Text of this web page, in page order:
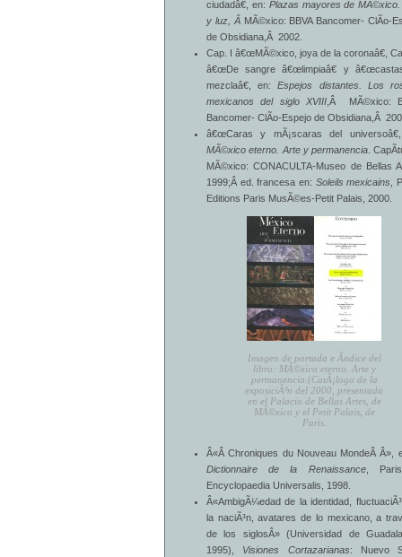
ciudadâ€, en: Plazas mayores de
y luz, Â MÃ©xico: BBVA Bancomer- ClÃ­o-
de Obsidiana,Â 2002.
Cap. I â€œMÃ©xico, joya de la coronaâ€,
â€œDe sangre â€œlimpiaâ€ y
mezclaâ€, en:Espejos distantes. Los
mexicanos del siglo XVIII ,Â MÃ©xico:
Bancomer- ClÃ­o-Espejo de Obsidiana,Â
â€œCaras y mÃ¡scaras del universoâ€,
MÃ©xico eterno. Arte y permanencia .
MÃ©xico: CONACULTA-Museo de Bellas
1999;Â ed. francesa en: Soleils mexicains
,
Editions Paris MusÃ©es-Petit Palais, 2000.
Imagen de portada e Ã­ndice del
libro: MÃ©xico eterno. Arte y
permanencia.(CatÃ¡logo de la
exposiciÃ³n del 2000, presentada
en el Palacio de Bellas Artes, de
MÃ©xico y el Petit Palais, de
Paris.
Â«Â Chroniques du Nouveau MondeÂ Â»,
Dictionnaire de la Renaissance,
Encyclopaedia Universalis, 1998.
Â«AmbigÃ¼edad de la identidad,
la naciÃ³n, avatares de lo mexicano, a
de los siglosÂ» (Universidad de
1995), Visiones Cortazarianas: Nuevo